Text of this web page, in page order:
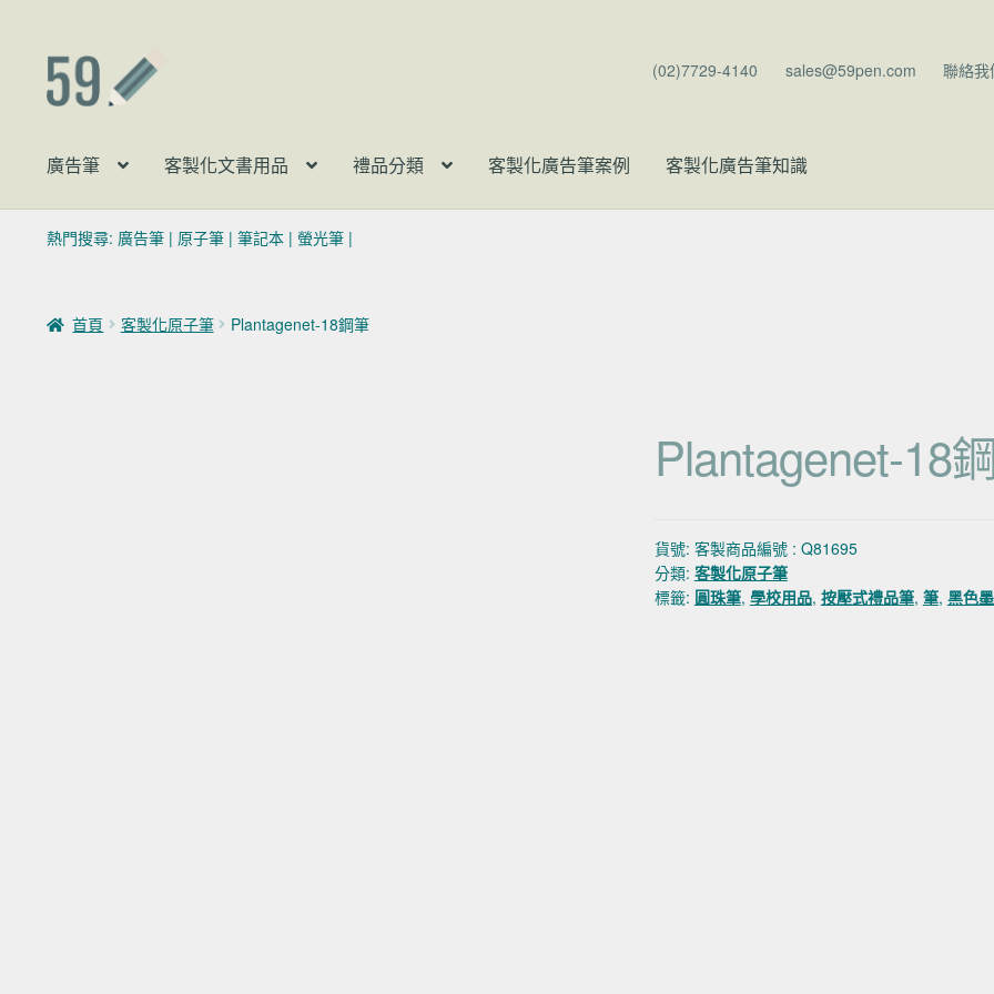
跳至導覽列
跳至主要內容 (02)7729-4140 sales@59pen.com 聯絡我
廣告筆 客製化文書用品 禮品分類 客製化廣告筆案例 客製化廣告筆知識
熱門搜尋: 廣告筆| 原子筆| 筆記本| 螢光筆|
首頁 客製化原子筆 Plantagenet-18鋼筆
Plantagenet-18
貨號: 客製商品編號 : Q81695
分類: 客製化原子筆
標籤: 圓珠筆, 學校用品, 按壓式禮品筆, 筆, 黑色